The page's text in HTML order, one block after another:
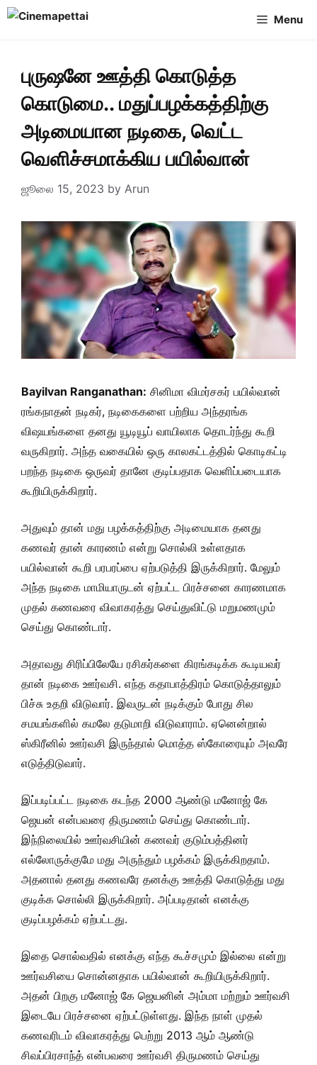
Skip
Menu
புருஷனே ஊத்தி கொடுத்த
கொடுமை.. மதுப்பழக்கத்திற்கு
அடிமையான நடிகை, வெட்ட
வெளிச்சமாக்கிய பயில்வான்
ஜூலை 15, 2023 by Arun
Bayilvan Ranganathan: சினிமா விமர்சகர் பயில்வான்
ரங்கநாதன் நடிகர், நடிகைகளை பற்றிய அந்தரங்க
விஷயங்களை தனது யூடியூப் வாயிலாக தொடர்ந்து கூறி
வருகிறார். அந்த வகையில் ஒரு காலகட்டத்தில் கொடிகட்டி
பறந்த நடிகை ஒருவர் தானே குடிப்பதாக வெளிப்படையாக
கூறியிருக்கிறார்.
அதுவும் தான் மது பழக்கத்திற்கு அடிமையாக தனது
கணவர் தான் காரணம் என்று சொல்லி உள்ளதாக
பயில்வான் கூறி பரபரப்பை ஏற்படுத்தி இருக்கிறார். மேலும்
அந்த நடிகை மாமியாருடன் ஏற்பட்ட பிரச்சனை காரணமாக
முதல் கணவரை விவாகரத்து செய்துவிட்டு மறுமணமும்
செய்து கொண்டார்.
அதாவது சிரிப்பிலேயே ரசிகர்களை கிரங்கடிக்க கூடியவர்
தான் நடிகை ஊர்வசி. எந்த கதாபாத்திரம் கொடுத்தாலும்
பிச்சு உதறி விடுவார். இவருடன் நடிக்கும் போது சில
சமயங்களில் கமலே தடுமாறி விடுவாராம். ஏனென்றால்
ஸ்கிரீனில் ஊர்வசி இருந்தால் மொத்த ஸ்கோரையும் அவரே
எடுத்திடுவார்.
இப்படிப்பட்ட நடிகை கடந்த 2000 ஆண்டு மனோஜ் கே
ஜெயன் என்பவரை திருமணம் செய்து கொண்டார்.
இந்நிலையில் ஊர்வசியின் கணவர் குடும்பத்தினர்
எல்லோருக்குமே மது அருந்தும் பழக்கம் இருக்கிறதாம்.
அதனால் தனது கணவரே தனக்கு ஊத்தி கொடுத்து மது
குடிக்க சொல்லி இருக்கிறார். அப்படிதான் எனக்கு
குடிப்பழக்கம் ஏற்பட்டது.
இதை சொல்வதில் எனக்கு எந்த கூச்சமும் இல்லை என்று
ஊர்வசியை சொன்னதாக பயில்வான் கூறியிருக்கிறார்.
அதன் பிறகு மனோஜ் கே ஜெயனின் அம்மா மற்றும் ஊர்வசி
இடையே பிரச்சனை ஏற்பட்டுள்ளது. இந்த நாள் முதல்
கணவரிடம் விவாகரத்து பெற்று 2013 ஆம் ஆண்டு
சிவப்பிரசாந்த் என்பவரை ஊர்வசி திருமணம் செய்து